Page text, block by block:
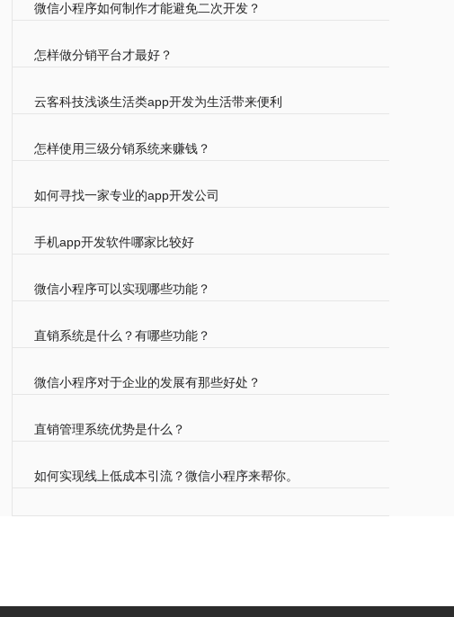
微信小程序如何制作才能避免二次开发？
怎样做分销平台才最好？
云客科技浅谈生活类app开发为生活带来便利
怎样使用三级分销系统来赚钱？
如何寻找一家专业的app开发公司
手机app开发软件哪家比较好
微信小程序可以实现哪些功能？
直销系统是什么？有哪些功能？
微信小程序对于企业的发展有那些好处？
直销管理系统优势是什么？
如何实现线上低成本引流？微信小程序来帮你。